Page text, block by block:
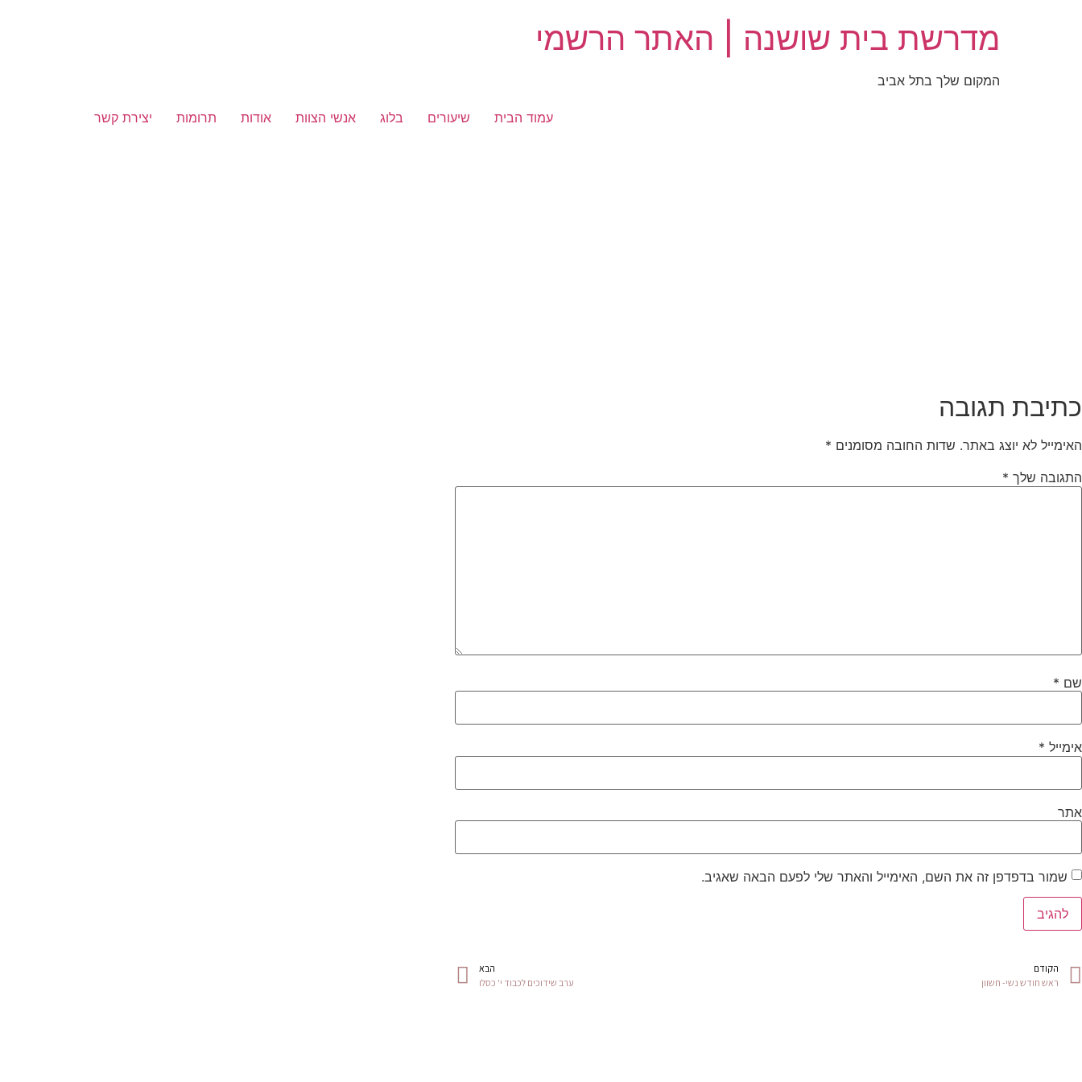
מדרשת בית שושנה | האתר הרשמי
המקום שלך בתל אביב
עמוד הבית שיעורים בלוג אנשי הצוות אודות תרומות יצירת קשר
כתיבת תגובה
האימייל לא יוצג באתר. שדות החובה מסומנים *
התגובה שלך *
שם *
אימייל *
אתר
שמור בדפדפן זה את השם, האימייל והאתר שלי לפעם הבאה שאגיב.
הקודם
ראש חודש נשי- חשוון
הבא
ערב שידוכים לכבוד י' כסלו